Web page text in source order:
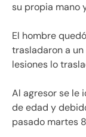
su propia mano
El hombre
trasladaron a
lesiones lo
Al agresor se le
de edad y
pasado martes